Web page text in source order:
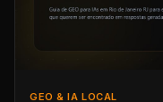
GEO & IA LOCAL